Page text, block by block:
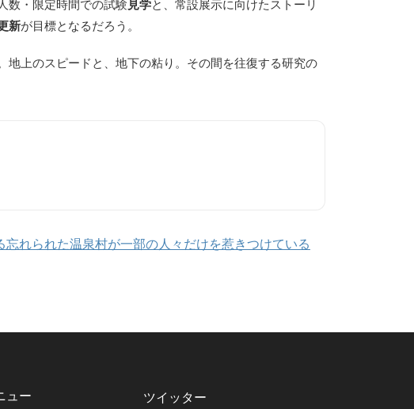
数・限定時間での試験見学と、常設展示に向けたストーリ
新が目標となるだろう。
地上のスピードと、地下の粘り。その間を往復する研究の
忘れられた温泉村が一部の人々だけを惹きつけている